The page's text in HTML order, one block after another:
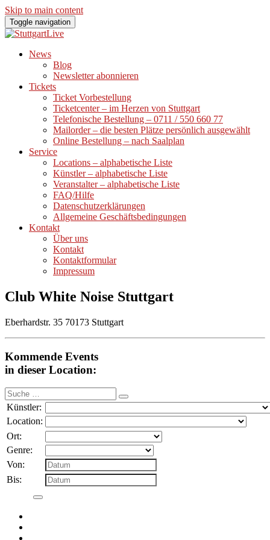
Skip to main content
Toggle navigation
News
Blog
Newsletter abonnieren
Tickets
Ticket Vorbestellung
Ticketcenter – im Herzen von Stuttgart
Telefonische Bestellung – 0711 / 550 660 77
Mailorder – die besten Plätze persönlich ausgewählt
Online Bestellung – nach Saalplan
Service
Locations – alphabetische Liste
Künstler – alphabetische Liste
Veranstalter – alphabetische Liste
FAQ/Hilfe
Datenschutzerklärungen
Allgemeine Geschäftsbedingungen
Kontakt
Über uns
Kontakt
Kontaktformular
Impressum
Club White Noise Stuttgart
Eberhardstr. 35 70173 Stuttgart
Kommende Events
in dieser Location:
Suche
nach:
Künstler:
Location:
Ort:
Genre:
Von:
Bis: